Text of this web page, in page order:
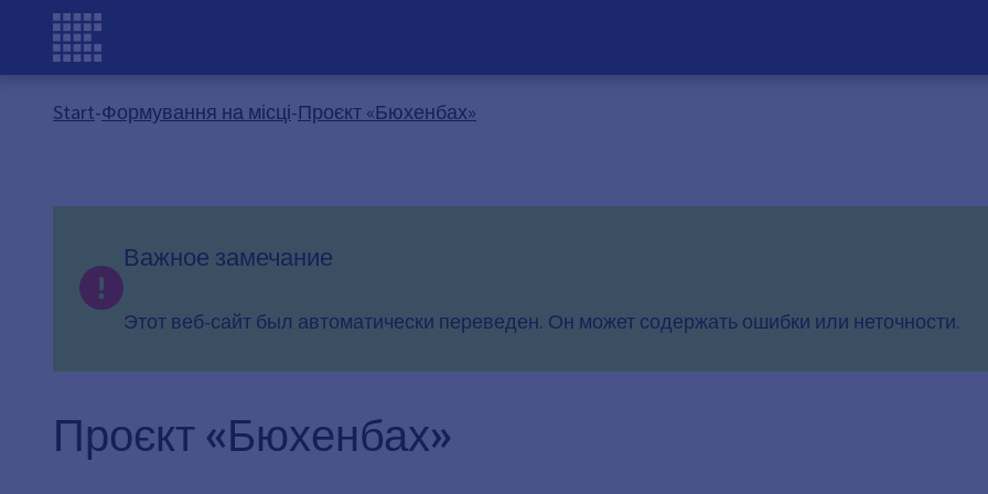
Start-Формування на місці-Проєкт «Бюхенбах»
Важное замечание
Этот веб-сайт был автоматически переведен. Он может содержать ошибки или неточности.
Проєкт «Бюхенбах»